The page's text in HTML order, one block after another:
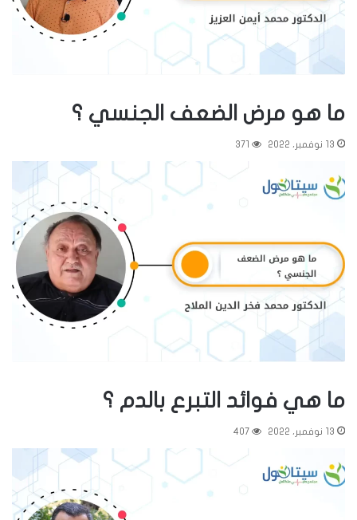
ما هو مرض الضعف الجنسي ؟
13 نوفمبر، 2022 371
ما هي فوائد التبرع بالدم ؟
13 نوفمبر، 2022 407